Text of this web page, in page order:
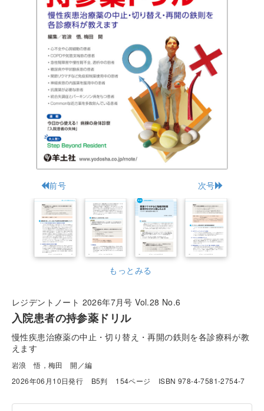
前号 次号
もっとみる
レジデントノート 2026年7月号 Vol.28 No.6
入院患者の持参薬ドリル
慢性疾患治療薬の中止・切り替え・再開の鉄則を各診療科が教
えます
岩浪 悟，梅田 開／編
2026年06月10日発行
B5判 154ページ ISBN 978-4-7581-2754-7